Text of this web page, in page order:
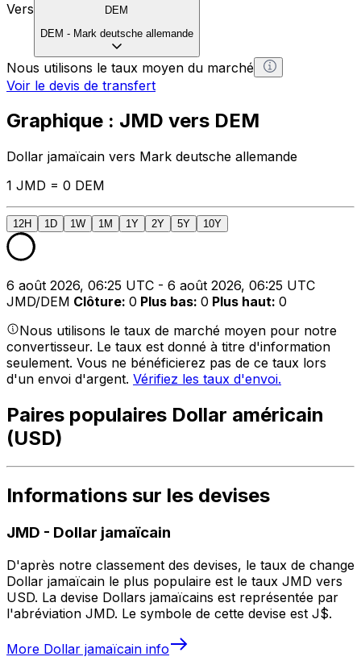
Vers
DEM
DEM - Mark deutsche allemande
Nous utilisons le taux moyen du marché
Voir le devis de transfert
Graphique : JMD vers DEM
Dollar jamaïcain vers Mark deutsche allemande
1 JMD = 0 DEM
12H 1D 1W 1M 1Y 2Y 5Y 10Y
6 août 2026, 06:25 UTC - 6 août 2026, 06:25 UTC
JMD/DEM Clôture: 0 Plus bas: 0 Plus haut: 0
Nous utilisons le taux de marché moyen pour notre
convertisseur. Le taux est donné à titre d'information
seulement. Vous ne bénéficierez pas de ce taux lors
d'un envoi d'argent. Vérifiez les taux d'envoi.
Paires populaires Dollar américain
(USD)
Informations sur les devises
JMD - Dollar jamaïcain
D'après notre classement des devises, le taux de change
Dollar jamaïcain le plus populaire est le taux JMD vers
USD. La devise Dollars jamaïcains est représentée par
l'abréviation JMD. Le symbole de cette devise est J$.
More Dollar jamaïcain info